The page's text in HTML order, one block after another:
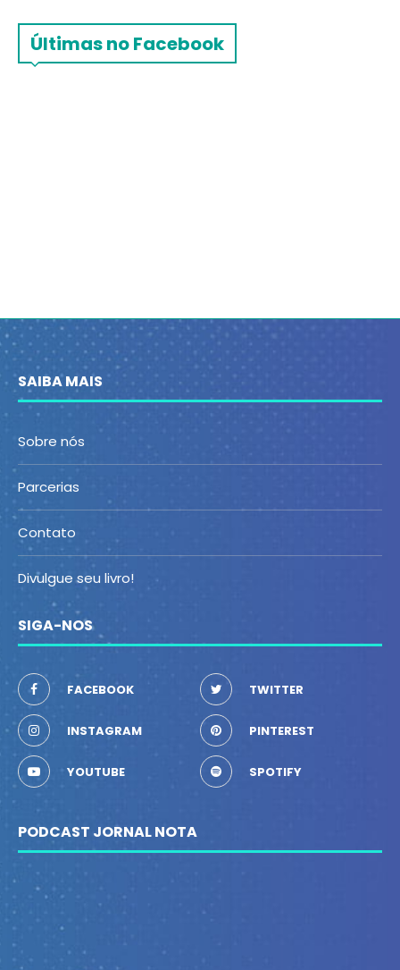
Últimas no Facebook
SAIBA MAIS
Sobre nós
Parcerias
Contato
Divulgue seu livro!
SIGA-NOS
FACEBOOK TWITTER
INSTAGRAM PINTEREST
YOUTUBE SPOTIFY
PODCAST JORNAL NOTA